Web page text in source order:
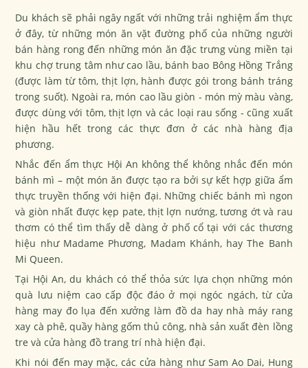
Du khách sẽ phải ngây ngất với những trải nghiệm ẩm thực
ở đây, từ những món ăn vặt đường phố của những người
bán hàng rong đến những món ăn đặc trưng vùng miền tại
khu chợ trung tâm như cao lầu, bánh bao Bông Hồng Trắng
(được làm từ tôm, thịt lợn, hành được gói trong bánh tráng
trong suốt). Ngoài ra, món cao lầu giòn - món mỳ màu vàng,
được dùng với tôm, thịt lợn và các loại rau sống - cũng xuất
hiện hầu hết trong các thực đơn ở các nhà hàng địa
phương.
Nhắc đến ẩm thực Hội An không thể không nhắc đến món
bánh mì – một món ăn được tạo ra bởi sự kết hợp giữa ẩm
thực truyền thống với hiện đại. Những chiếc bánh mì ngon
và giòn nhất được kẹp pate, thịt lợn nướng, tương ớt và rau
thơm có thể tìm thấy dễ dàng ở phố cổ tại với các thương
hiệu như Madame Phương, Madam Khánh, hay The Banh
Mi Queen.
Tại Hội An, du khách có thể thỏa sức lựa chọn những món
quà lưu niệm cao cấp độc đáo ở mọi ngóc ngách, từ cửa
hàng may đo lụa đến xưởng làm đồ da hay nhà máy rang
xay cà phê, quầy hàng gốm thủ công, nhà sản xuất đèn lồng
tre và cửa hàng đồ trang trí nhà hiện đại.
Khi nói đến may mặc, các cửa hàng như Sam Ao Dai, Hung